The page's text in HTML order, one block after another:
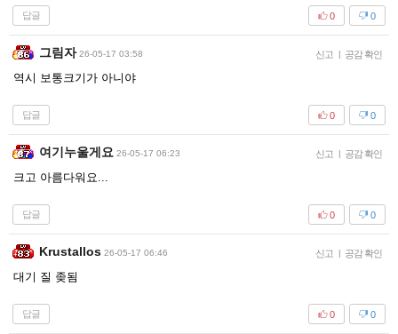
답글 0
0
그림자 26-05-17 03:58 신고 | 공감 확인
역시 보통크기가 아니야
답글 0
0
여기누울게요 26-05-17 06:23 신고 | 공감 확인
크고 아름다워요...
답글 0
0
Krustallos 26-05-17 06:46 신고 | 공감 확인
대기 질 좆됨
답글 0
0